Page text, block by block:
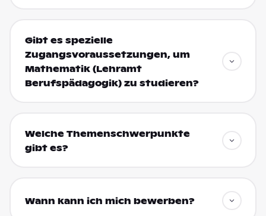
Gibt es spezielle
Zugangsvoraussetzungen, um
Mathematik (Lehramt
Berufspädagogik) zu studieren?
Welche Themenschwerpunkte
gibt es?
Wann kann ich mich bewerben?